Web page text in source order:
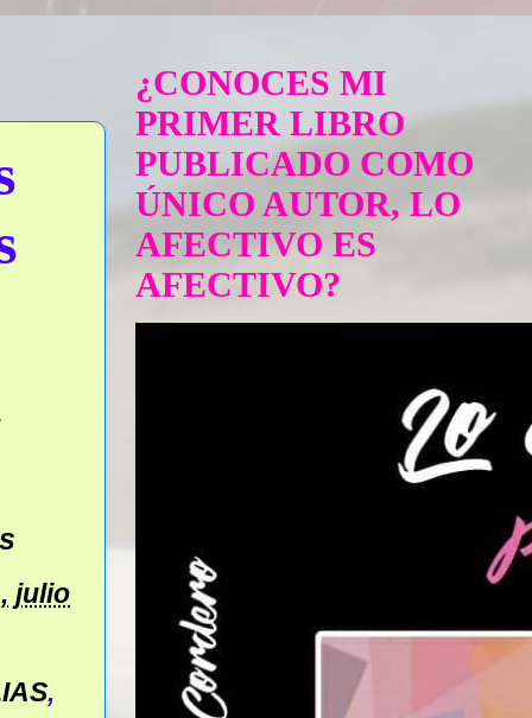
julio
,
¿CONOCES MI
PRIMER LIBRO
PUBLICADO COMO
ÚNICO AUTOR, LO
AFECTIVO ES
AFECTIVO?